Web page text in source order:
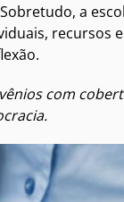
a
recursos
com